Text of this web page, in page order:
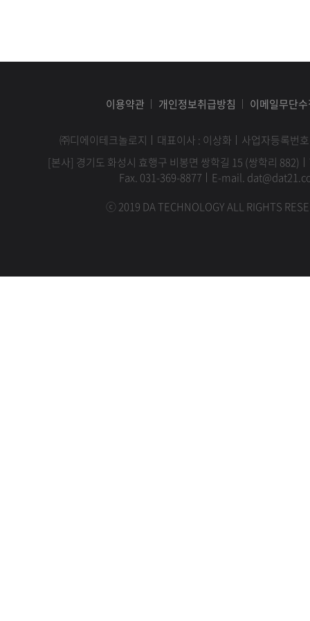
이용약관 개인정보취급방침 이메일무단
㈜디에이테크놀로지 대표이사 : 이상화
사업자등록번
[본사] 경기도 화성시 효행구 비봉면 쌍학길 15 (쌍학리 882)
Fax. 031-369-8877
E-mail.
ⓒ 2019 DA TECHNOLOGY ALL RIGHTS